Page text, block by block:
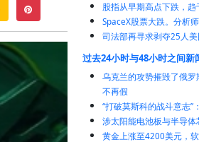
reddit pinterest
股指从早期高点下跌，趋
SpaceX股票大跌。分析
司法部再寻求剥夺25人
过去24小时与48小时之间新
乌克兰的攻势摧毁了俄
不再假
“打破莫斯科的战斗意志
涉太阳能电池板与半导体
黄金上涨至4200美元，